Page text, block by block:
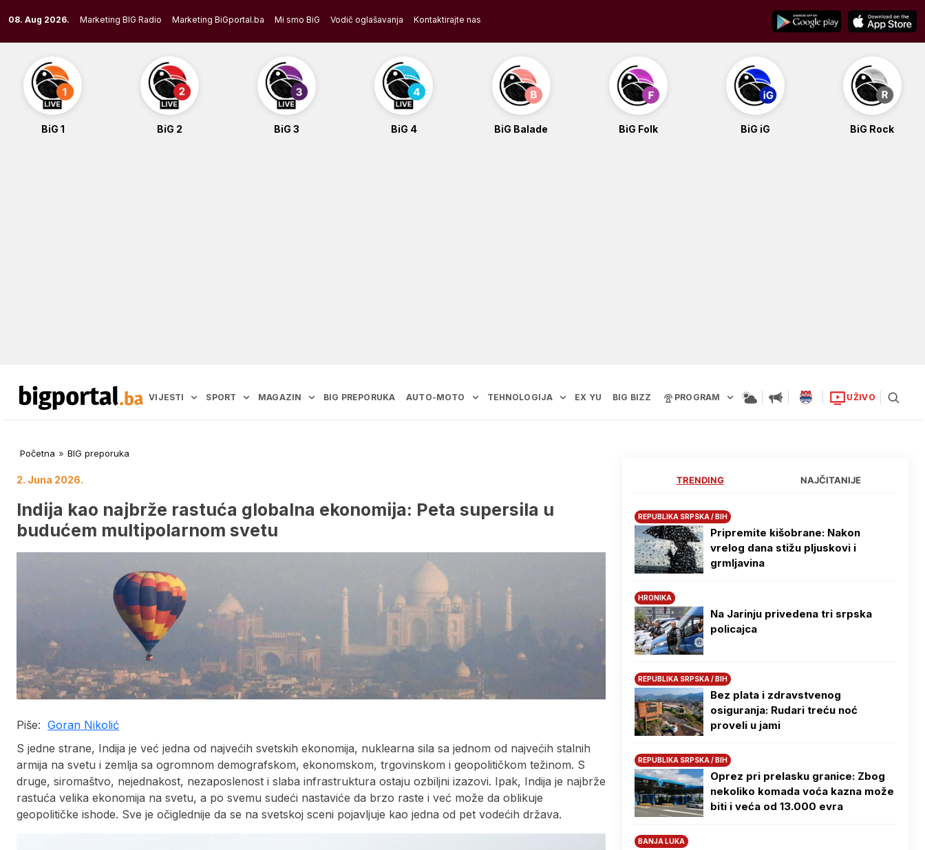
to
content
08. Aug 2026. Marketing BIG Radio Marketing BiGportal.ba Mi smo BiG Vodič oglašavanja Kontaktirajte nas
BiG 1 BiG 2 BiG 3 BiG 4 BiG Balade BiG Folk BiG iG BiG Rock
VIJESTI SPORT MAGAZIN BIG PREPORUKA AUTO-MOTO TEHNOLOGIJA EX YU BIG BIZZ PROGRAM UŽIVO
Početna » BIG preporuka
2. Juna 2026.
Indija kao najbrže rastuća globalna ekonomija: Peta supersila u
budućem multipolarnom svetu
Piše: Goran Nikolić
S jedne strane, Indija je već jedna od najvećih svetskih ekonomija, nuklearna sila sa jednom od najvećih stalnih
armija na svetu i zemlja sa ogromnom demografskom, ekonomskom, trgovinskom i geopolitičkom težinom. S
druge, siromaštvo, nejednakost, nezaposlenost i slaba infrastruktura ostaju ozbiljni izazovi. Ipak, Indija je najbrže
rastuća velika ekonomija na svetu, a po svemu sudeći nastaviće da brzo raste i već može da oblikuje
geopolitičke ishode. Sve je očiglednije da se na svetskoj sceni pojavljuje kao jedna od pet vodećih država.
TRENDING NAJČITANIJE
REPUBLIKA SRPSKA / BIH
Pripremite kišobrane: Nakon
vrelog dana stižu pljuskovi i
grmljavina
HRONIKA
Na Јarinju privedena tri srpska
policajca
REPUBLIKA SRPSKA / BIH
Bez plata i zdravstvenog
osiguranja: Rudari treću noć
proveli u jami
REPUBLIKA SRPSKA / BIH
Oprez pri prelasku granice: Zbog
nekoliko komada voća kazna može
biti i veća od 13.000 evra
BANJA LUKA